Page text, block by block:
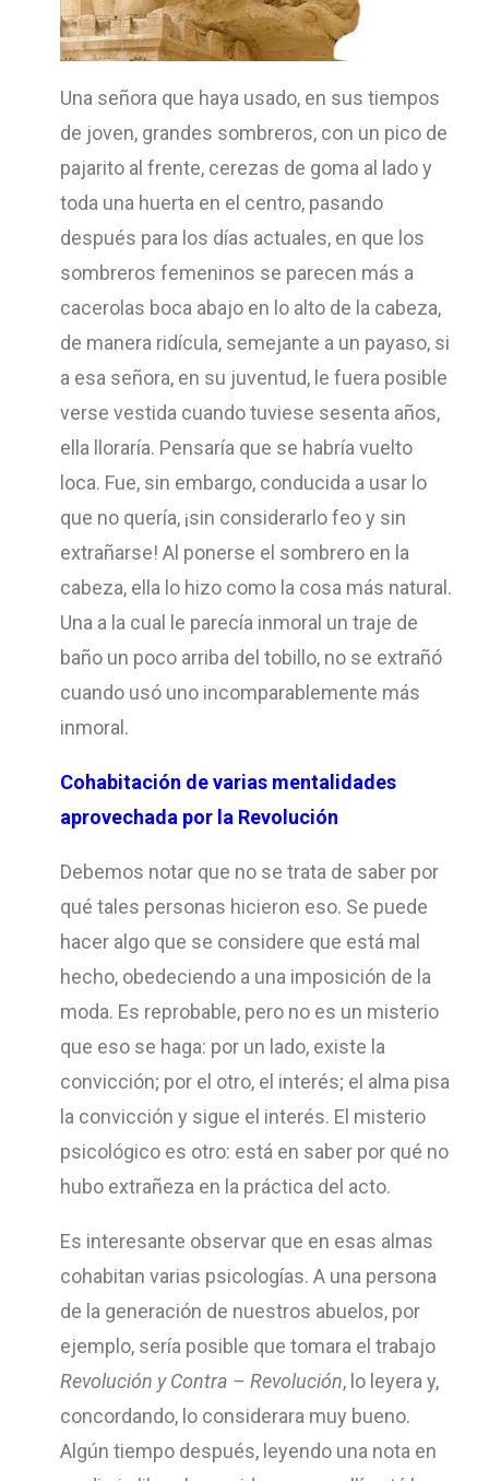
Una señora que haya usado, en sus tiempos
de joven, grandes sombreros, con un pico de
pajarito al frente, cerezas de goma al lado y
toda una huerta en el centro, pasando
después para los días actuales, en que los
sombreros femeninos se parecen más a
cacerolas boca abajo en lo alto de la cabeza,
de manera ridícula, semejante a un payaso, si
a esa señora, en su juventud, le fuera posible
verse vestida cuando tuviese sesenta años,
ella lloraría. Pensaría que se habría vuelto
loca. Fue, sin embargo, conducida a usar lo
que no quería, ¡sin considerarlo feo y sin
extrañarse! Al ponerse el sombrero en la
cabeza, ella lo hizo como la cosa más natural.
Una a la cual le parecía inmoral un traje de
baño un poco arriba del tobillo, no se extrañó
cuando usó uno incomparablemente más
inmoral.
Cohabitación de varias mentalidades
aprovechada por la Revolución
Debemos notar que no se trata de saber por
qué tales personas hicieron eso. Se puede
hacer algo que se considere que está mal
hecho, obedeciendo a una imposición de la
moda. Es reprobable, pero no es un misterio
que eso se haga: por un lado, existe la
convicción; por el otro, el interés; el alma pisa
la convicción y sigue el interés. El misterio
psicológico es otro: está en saber por qué no
hubo extrañeza en la práctica del acto.
Es interesante observar que en esas almas
cohabitan varias psicologías. A una persona
de la generación de nuestros abuelos, por
ejemplo, sería posible que tomara el trabajo
Revolución y Contra – Revolución, lo leyera y,
concordando, lo considerara muy bueno.
Algún tiempo después, leyendo una nota en